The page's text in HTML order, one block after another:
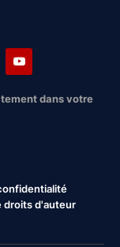
dans votre
droits d'auteur